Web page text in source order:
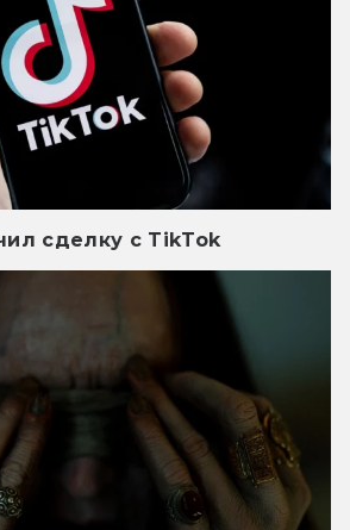
сделку с TikTok